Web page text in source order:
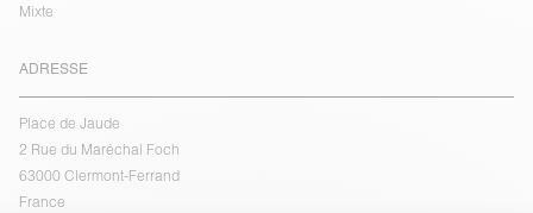
Mixte
ADRESSE
Place de Jaude
2 Rue du Maréchal Foch
63000 Clermont-Ferrand
France